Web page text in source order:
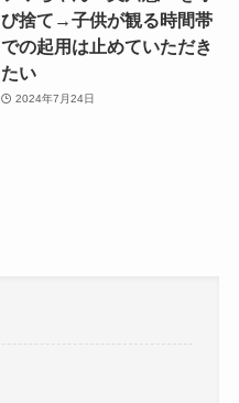
び捨て→子供が観る時間帯
での起用は止めていただき
たい
2024年7月24日